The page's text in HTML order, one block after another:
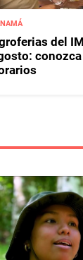
del